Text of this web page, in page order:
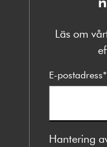
Läs om
E-postadress*
Hantering